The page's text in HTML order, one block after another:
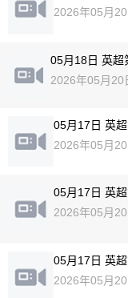
2026年05月20
05月18日 英超
2026年05月20
05月17日 英
2026年05月20
05月17日 英
2026年05月20
05月17日 英
2026年05月20